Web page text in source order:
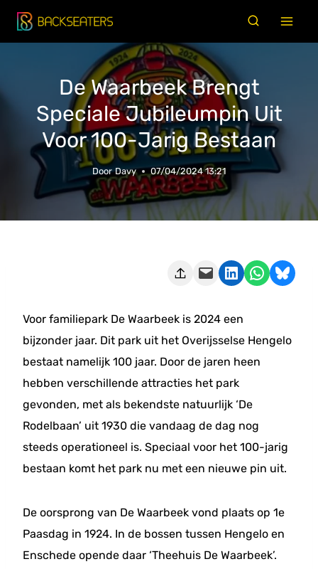
Doorgaan
naar
De Waarbeek Brengt
Speciale Jubileumpin Uit
Voor 100-Jarig Bestaan
Door Davy 07/04/2024 13:21
Deze pagina e-mailen Delen op LinkedIn Delen via WhatsApp Share on Bluesky
Voor familiepark De Waarbeek is 2024 een
bijzonder jaar. Dit park uit het Overijsselse Hengelo
bestaat namelijk 100 jaar. Door de jaren heen
hebben verschillende attracties het park
gevonden, met als bekendste natuurlijk ‘De
Rodelbaan’ uit 1930 die vandaag de dag nog
steeds operationeel is. Speciaal voor het 100-jarig
bestaan komt het park nu met een nieuwe pin uit.
De oorsprong van De Waarbeek vond plaats op 1e
Paasdag in 1924. In de bossen tussen Hengelo en
Enschede opende daar ‘Theehuis De Waarbeek’.